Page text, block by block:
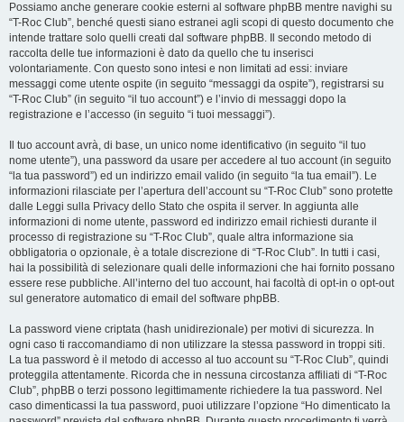
Possiamo anche generare cookie esterni al software phpBB mentre navighi su
“T-Roc Club”, benché questi siano estranei agli scopi di questo documento che
intende trattare solo quelli creati dal software phpBB. Il secondo metodo di
raccolta delle tue informazioni è dato da quello che tu inserisci
volontariamente. Con questo sono intesi e non limitati ad essi: inviare
messaggi come utente ospite (in seguito “messaggi da ospite”), registrarsi su
“T-Roc Club” (in seguito “il tuo account”) e l’invio di messaggi dopo la
registrazione e l’accesso (in seguito “i tuoi messaggi”).
Il tuo account avrà, di base, un unico nome identificativo (in seguito “il tuo
nome utente”), una password da usare per accedere al tuo account (in seguito
“la tua password”) ed un indirizzo email valido (in seguito “la tua email”). Le
informazioni rilasciate per l’apertura dell’account su “T-Roc Club” sono protette
dalle Leggi sulla Privacy dello Stato che ospita il server. In aggiunta alle
informazioni di nome utente, password ed indirizzo email richiesti durante il
processo di registrazione su “T-Roc Club”, quale altra informazione sia
obbligatoria o opzionale, è a totale discrezione di “T-Roc Club”. In tutti i casi,
hai la possibilità di selezionare quali delle informazioni che hai fornito possano
essere rese pubbliche. All’interno del tuo account, hai facoltà di opt-in o opt-out
sul generatore automatico di email del software phpBB.
La password viene criptata (hash unidirezionale) per motivi di sicurezza. In
ogni caso ti raccomandiamo di non utilizzare la stessa password in troppi siti.
La tua password è il metodo di accesso al tuo account su “T-Roc Club”, quindi
proteggila attentamente. Ricorda che in nessuna circostanza affiliati di “T-Roc
Club”, phpBB o terzi possono legittimamente richiedere la tua password. Nel
caso dimenticassi la tua password, puoi utilizzare l’opzione “Ho dimenticato la